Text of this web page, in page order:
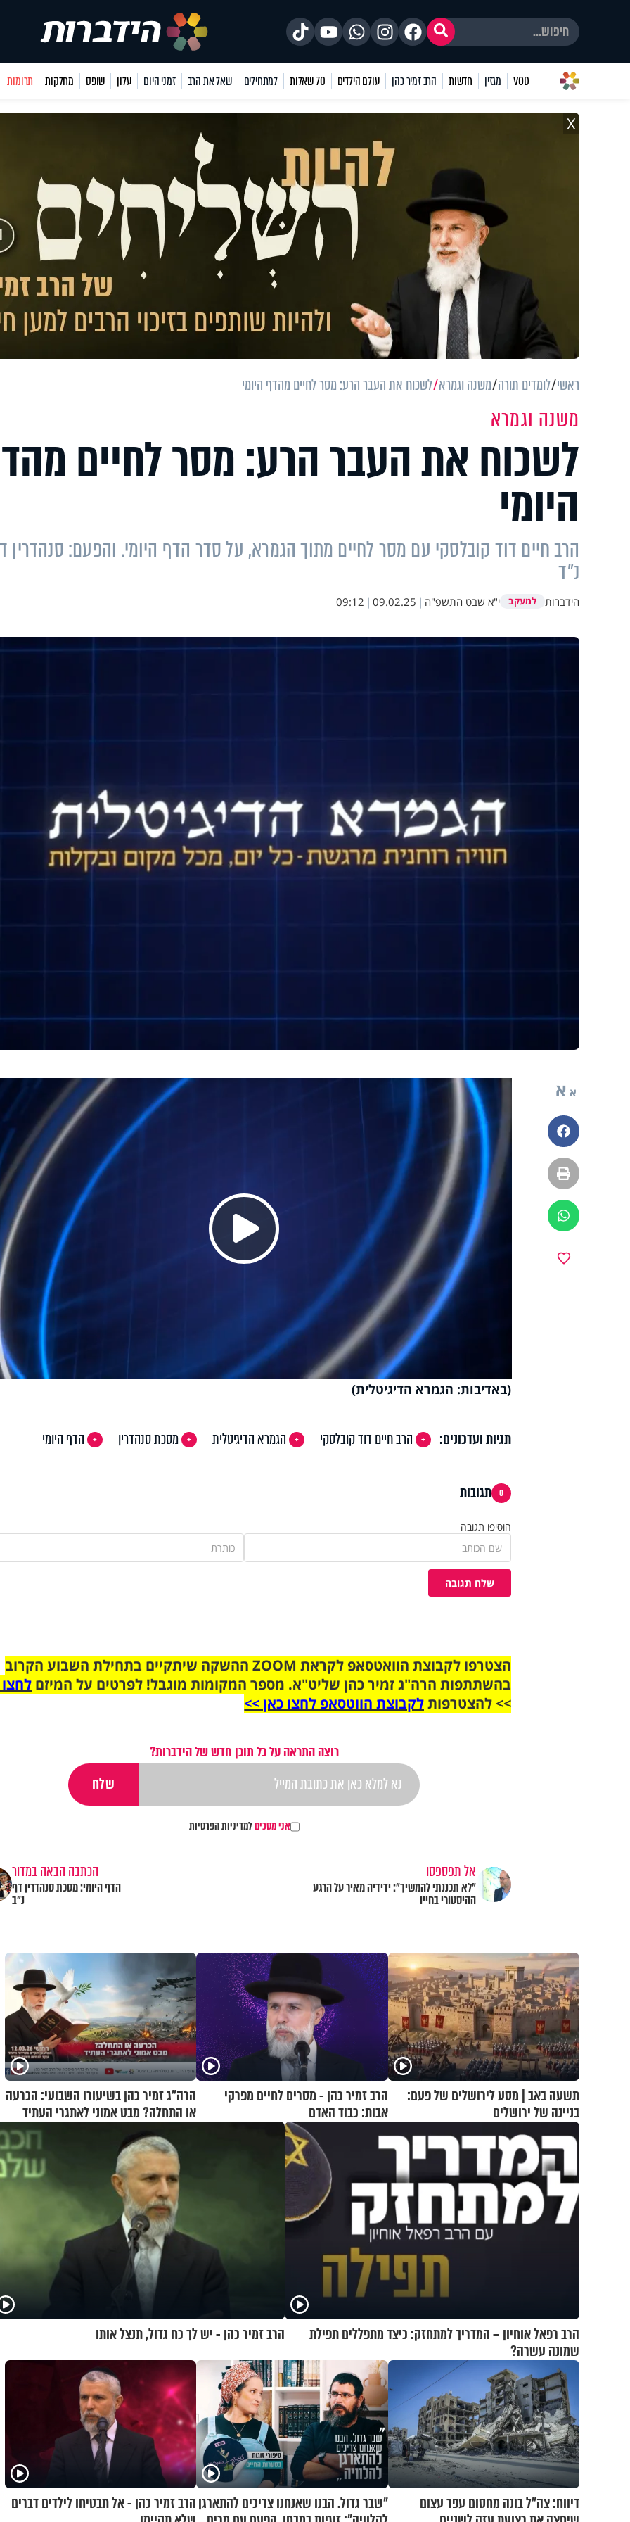
VOD מגזין חדשות הרב זמיר כהן עולם הילדים 70 שאלות למתחילים שאל את הרב זמני היום עלון שופס מחלקות תרומות
X
ראשי לומדים תורה משנה וגמרא לשכוח את העבר הרע: מסר לחיים מהדף היומי
משנה וגמרא
לשכוח את העבר הרע: מסר לחיים
היומי
הרב חיים דוד קובלסקי עם מסר לחיים מתוך הגמרא, על סדר הדף היומי. והפעם: סנהדרין
נ"ד
הידברות למעקב י"א שבט התשפ"ה |
09.02.25
|
09:12
א א
פייסבוק
הדפסה
ווטסאפ
Play
Video
(באדיבות: הגמרא הדיגיטלית)
תגיות ועדכונים: הרב חיים דוד קובלסקי הגמרא הדיגיטלית מסכת סנהדרין הדף היומי
0 תגובות
הוסיפו תגובה
שלח תגובה
הצטרפו לקבוצת הוואטסאפ לקראת ZOOM ההשקה שיתקיים בתחילת השבוע הקרוב
בהשתתפות הרה"ג זמיר כהן שליט"א. מספר המקומות מוגבל! לפרטים על המיזם
>> להצטרפותלקבוצת הווטסאפ לחצו כאן >>
רוצה התראה על כל תוכן חדש של הידברות?
אני מסכיםלמדיניות הפרטיות
אל תפספסו
"לא תכננתי להמשיך": ידידיה מאיר על הרגע
ההיסטורי בחייו
הכתבה הבאה במדור
הדף היומי: מסכת סנהדרין דף
נ"ב
תשעה באב | מסע לירושלים של פעם:
בניינה של ירושלים
הרב זמיר כהן - מסרים לחיים מפרקי
אבות: כבוד האדם
הרה"ג זמיר כהן בשיעורו השבועי: הכרעה
או התחלה? מבט אמוני לאתגרי העתיד
הרב רפאל אוחיון – המדריך למתחזק: כיצד מתפללים תפילת
שמונה עשרה?
הרב זמיר כהן - יש לך כח גדול, תנצל אותו
דיווח: צה"ל בונה מחסום עפר עצום
"שבר גדול. הבנו שאנחנו צריכים להתארגןהרב זמיר כהן - אל תבטיחו לילדים דברים